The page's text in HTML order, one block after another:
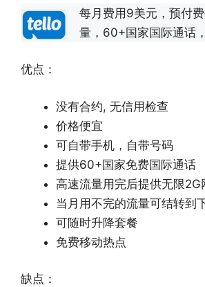
每月费用9美元，预付
量，60+国家国际通话
优点：
没有合约, 无信用检查
价格便宜
可自带手机，自带号码
提供60+国家免费国际通话
高速流量用完后提供无限2G
当月用不完的流量可结转到
可随时升降套餐
免费移动热点
缺点：